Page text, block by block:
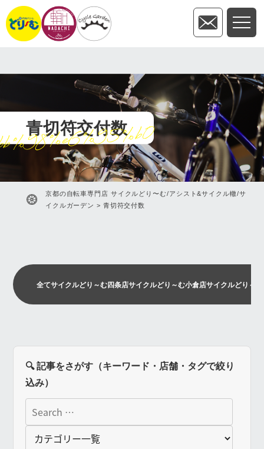
青切符交付数
京都の自転車専門店 サイクルどり〜む/アシスト&サイクル轍/サ
イクルガーデン > 青切符交付数
全てサイクルどり～む四条店サイクルどり～む小倉店サイクルどり～